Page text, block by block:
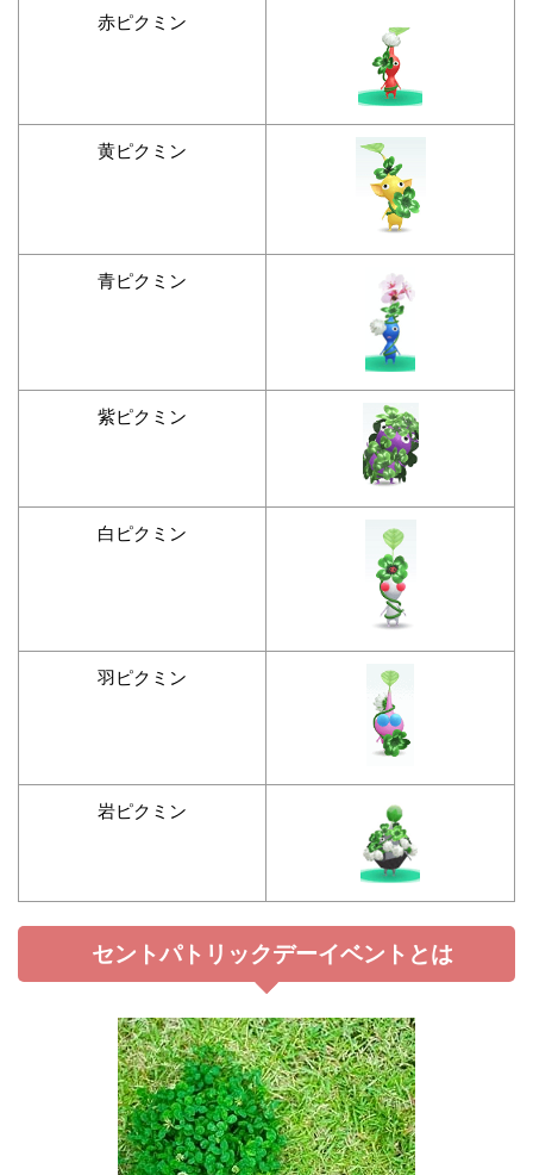
赤ピクミン
黄ピクミン
青ピクミン
紫ピクミン
白ピクミン
羽ピクミン
岩ピクミン
セントパトリックデーイベントとは